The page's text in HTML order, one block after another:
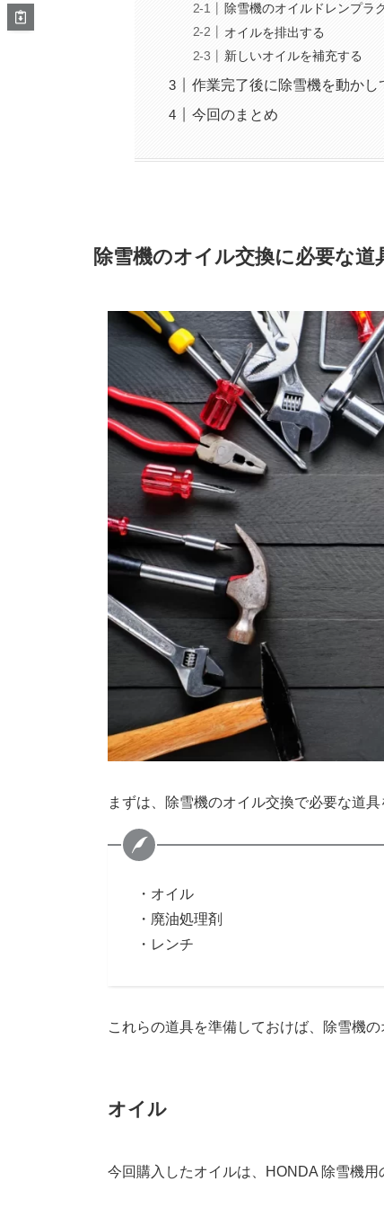
除雪機のオイルドレンプラ
オイルを排出する
新しいオイルを補充する
作業完了後に除雪機を動かし
今回のまとめ
除雪機のオイル交換に必要な道
まずは、除雪機のオイル交換で必要な道具
・オイル
・廃油処理剤
・レンチ
これらの道具を準備しておけば、除雪機
オイル
今回購入したオイルは、HONDA 除雪機用